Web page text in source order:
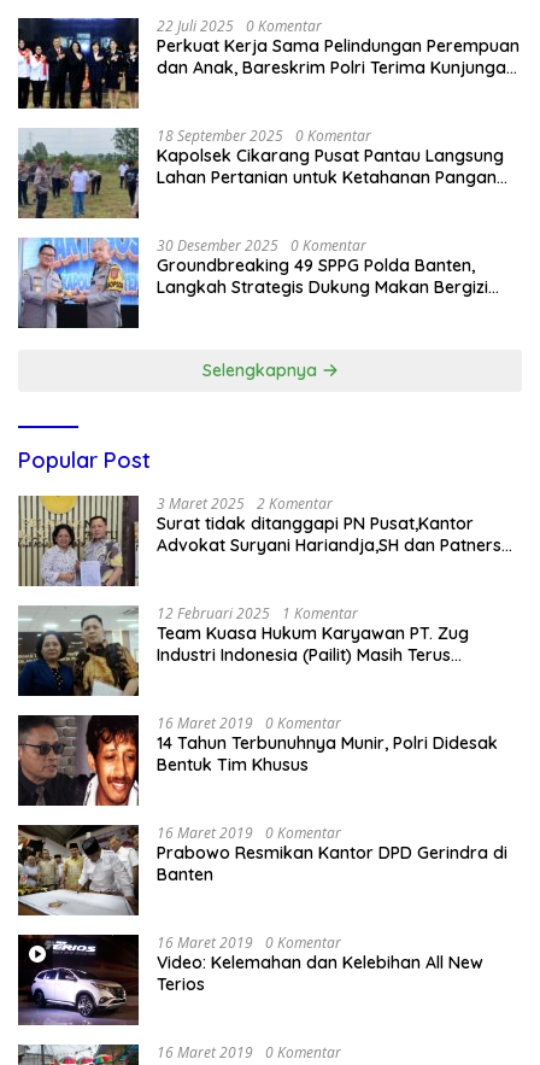
22 Juli 2025 0 Komentar
Perkuat Kerja Sama Pelindungan Perempuan
dan Anak, Bareskrim Polri Terima Kunjungan
18 September 2025 0 Komentar
Kapolsek Cikarang Pusat Pantau Langsung
Lahan Pertanian untuk Ketahanan Pangan
30 Desember 2025 0 Komentar
Groundbreaking 49 SPPG Polda Banten,
Langkah Strategis Dukung Makan Bergizi
Selengkapnya
Popular Post
3 Maret 2025 2 Komentar
Surat tidak ditanggapi PN Pusat,Kantor
Advokat Suryani Hariandja,SH dan Patners
12 Februari 2025 1 Komentar
Team Kuasa Hukum Karyawan PT. Zug
Industri Indonesia (Pailit) Masih Terus
16 Maret 2019 0 Komentar
14 Tahun Terbunuhnya Munir, Polri Didesak
Bentuk Tim Khusus
16 Maret 2019 0 Komentar
Prabowo Resmikan Kantor DPD Gerindra di
Banten
16 Maret 2019 0 Komentar
Video: Kelemahan dan Kelebihan All New
Terios
16 Maret 2019 0 Komentar